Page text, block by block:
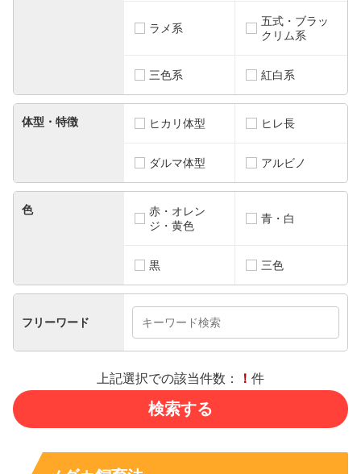
ラメ系
五式・ブラッ
クリム系
三色系 紅白系
体型・特徴 ヒカリ体型 ヒレ長
ダルマ体型 アルビノ
色
赤・オレン
ジ・黄色
青・白
黒 三色
フリーワード
上記選択での該当件数： ！ 件